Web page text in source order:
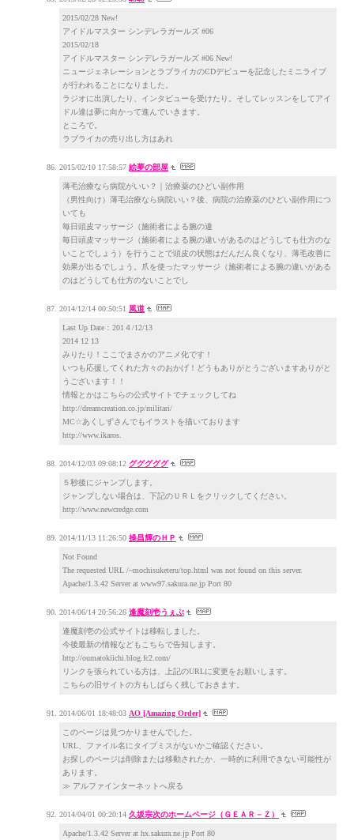
2015/02/28 New!
アイドルマスター シンデレラガールズ #06
2015/02/18
アイドルマスター シンデレラガールズ #06 New!
ニュージェネレーションとラブライカのCDデビューを記念したミニライブ
が行われることになりました。
ラジオに出演したり、インタビューを受けたり。そしてレッスンをしてアイ
ドル達は夢に向かって進んでいきます。
ところで。
ラブライカの売り出し方はあれ
2015/02/10 17:58:57 絵夢の部屋
薄毛治療なら病院がいい？｜治療薬のひどい副作用
（男性向け）薄毛治療なら病院いい？後、病院の治療薬のひどい副作用につ
いても
毎日頭皮マッサージ（施術者による腕の違
毎日頭皮マッサージ（施術者による腕の違いがあるのはどうしても仕方のな
いことでしょう）を行うことで頭皮の状態はだんだん良くなり、薄毛改善に
効果が出るでしょう。爪を使ったマッサージ（施術者による腕の違いがある
のはどうしても仕方のないことでし
2014/12/14 00:50:51 風道
Last Up Date：201４/12/13
2014 12 13
みりたり！ここでまさかのアニメ化です！
いつも応援してくれた方々のおかげ！どうもありがとうございますありがと
うございます！！
情報とかはこちらの公式サイトでチェックしてね
http://dreamcreation.co.jp/militari/
MC☆あくしずさんでもイラストを描いております
http://www.ikaros.
2014/12/03 09:08:12 グググググ
５秒後にジャンプします。
ジャンプしない場合は、下記のＵＲＬをクリックしてください。
http://www.newcredge.com
2014/11/13 11:26:50 操昌輝のＨＰ
Not Found
The requested URL /~mochisuketeru/top.html was not found on this server.
Apache/1.3.42 Server at www97.sakura.ne.jp Port 80
2014/06/14 20:56:26 逢魔刻壱うぇぶ
逢魔刻壱の公式サイトは移転しました。
今後最新の情報などもこちらで告知します。
http://oumatokiichi.blog.fc2.com/
リンクを張られている方は、上記のURLに変更をお願いします。
こちらの旧サイトの方もしばらく残しておきます。
2014/06/01 18:48:03 AO [Amazing Order]
このページは見つかりませんでした。
URL、ファイル名にタイプミスがないかご確認ください。
お探しのページは削除または移動されたか、一時的に利用できない可能性が
あります。
≫ アルファインターネットへ戻る
2014/04/01 00:20:14 久坂宗次のホームページ（ＧＥＡＲ－Ｚ）
Apache/1.3.42 Server at hx.sakura.ne.jp Port 80